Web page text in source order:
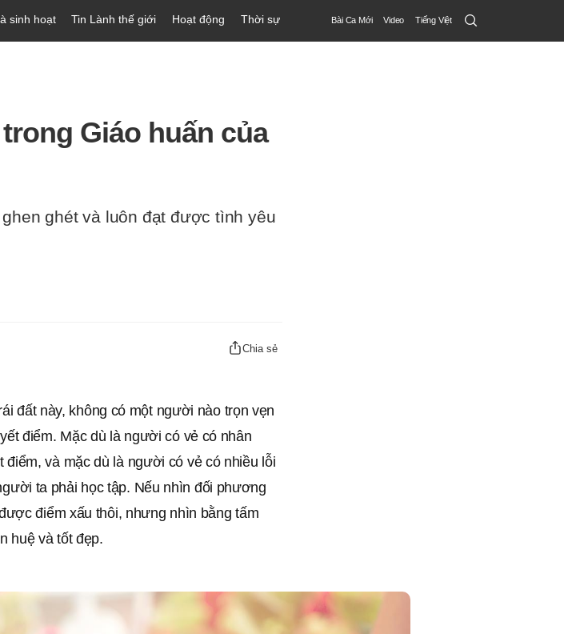
sinh hoạt Tin Lành thế giới Hoạt động Thời sự Bài Ca Mới Video Tiếng Việt Search
Submit
Giáo huấn của
ghét và luôn đạt được tình yêu
Chia sẻ
đất này, không có một người nào trọn vẹn
điểm. Mặc dù là người có vẻ có nhân
và mặc dù là người có vẻ có nhiều lỗi
ta phải học tập. Nếu nhìn đối phương
điểm xấu thôi, nhưng nhìn bằng tấm
huệ và tốt đẹp.